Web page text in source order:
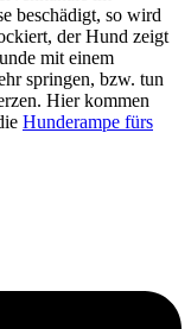
beschädigt, so wird
der Hund zeigt
mit einem
springen, bzw. tun
Hier kommen
Hunderampe fürs